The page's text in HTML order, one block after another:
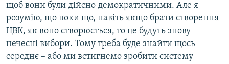
щоб вони були дійсно демократичними. Але я
розумію, що поки що, навіть якщо брати створення
ЦВК, як воно створюється, то це будуть знову
нечесні вибори. Тому треба буде знайти щось
середнє – або ми встигнемо зробити систему